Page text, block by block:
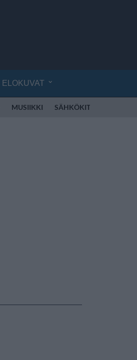
ELOKUVAT
MUSIIKKI SÄHKÖKITARA